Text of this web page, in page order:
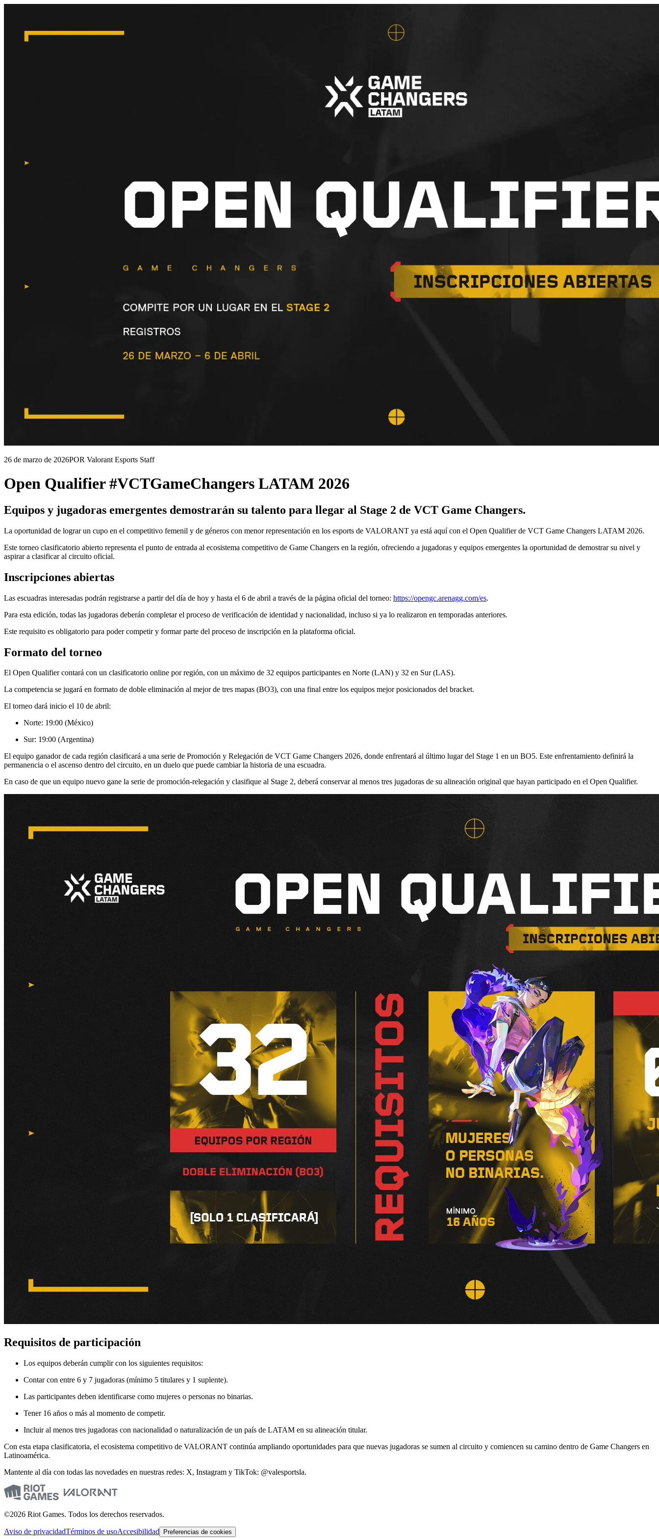
26 de marzo de 2026POR Valorant Esports Staff
Open Qualifier #VCTGameChangers LATAM 2026
Equipos y jugadoras emergentes demostrarán su talento para llegar al Stage 2 de VCT Game Changers.
La oportunidad de lograr un cupo en el competitivo femenil y de géneros con menor representación en los esports de VALORANT ya está aquí con el Open Qualifier de VCT Game Changers LATAM 2026.
Este torneo clasificatorio abierto representa el punto de entrada al ecosistema competitivo de Game Changers en la región, ofreciendo a jugadoras y equipos emergentes la oportunidad de demostrar su nivel y
aspirar a clasificar al circuito oficial.
Inscripciones abiertas
Las escuadras interesadas podrán registrarse a partir del día de hoy y hasta el 6 de abril a través de la página oficial del torneo: https://opengc.arenagg.com/es.
Para esta edición, todas las jugadoras deberán completar el proceso de verificación de identidad y nacionalidad, incluso si ya lo realizaron en temporadas anteriores.
Este requisito es obligatorio para poder competir y formar parte del proceso de inscripción en la plataforma oficial.
Formato del torneo
El Open Qualifier contará con un clasificatorio online por región, con un máximo de 32 equipos participantes en Norte (LAN) y 32 en Sur (LAS).
La competencia se jugará en formato de doble eliminación al mejor de tres mapas (BO3), con una final entre los equipos mejor posicionados del bracket.
El torneo dará inicio el 10 de abril:
Norte: 19:00 (México)
Sur: 19:00 (Argentina)
El equipo ganador de cada región clasificará a una serie de Promoción y Relegación de VCT Game Changers 2026, donde enfrentará al último lugar del Stage 1 en un BO5. Este enfrentamiento definirá la
permanencia o el ascenso dentro del circuito, en un duelo que puede cambiar la historia de una escuadra.
En caso de que un equipo nuevo gane la serie de promoción-relegación y clasifique al Stage 2, deberá conservar al menos tres jugadoras de su alineación original que hayan participado en el Open Qualifier.
Requisitos de participación
Los equipos deberán cumplir con los siguientes requisitos:
Contar con entre 6 y 7 jugadoras (mínimo 5 titulares y 1 suplente).
Las participantes deben identificarse como mujeres o personas no binarias.
Tener 16 años o más al momento de competir.
Incluir al menos tres jugadoras con nacionalidad o naturalización de un país de LATAM en su alineación titular.
Con esta etapa clasificatoria, el ecosistema competitivo de VALORANT continúa ampliando oportunidades para que nuevas jugadoras se sumen al circuito y comiencen su camino dentro de Game Changers en
Latinoamérica.
Mantente al día con todas las novedades en nuestras redes: X, Instagram y TikTok: @valesportsla.
©2026 Riot Games. Todos los derechos reservados.
Aviso de privacidadTérminos de usoAccesibilidad Preferencias de cookies